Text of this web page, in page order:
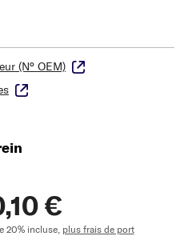
(N° OEM)
€
20% incluse, plus frais de port